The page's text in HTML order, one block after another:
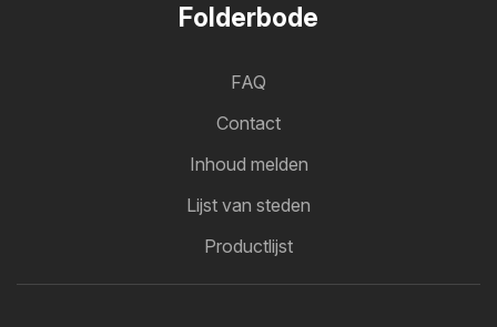
Folderbode
FAQ
Contact
Inhoud melden
Lijst van steden
Productlijst